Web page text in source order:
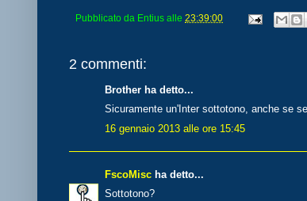
Pubblicato da Entius alle 23:39:00
2 commenti:
Brother ha detto...
Sicuramente un'Inter sottotono, anche se
16 gennaio 2013 alle ore 15:45
FscoMisc ha detto...
Sottotono?